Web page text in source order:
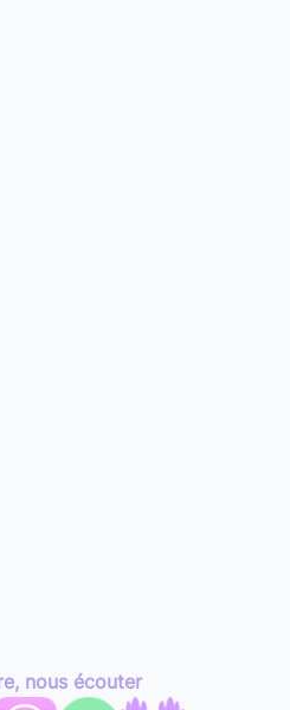
nous écouter